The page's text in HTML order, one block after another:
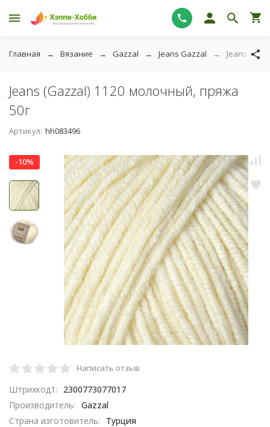
Главная Вязание Gazzal Jeans Gazzal Jeans
Jeans (Gazzal) 1120 молочный, пряжа
50г
Артикул: hh083496
-10%
Написать отзыв
Штрихкод1:
2300773077017
Производитель: Gazzal
Страна изготовитель:
Турция